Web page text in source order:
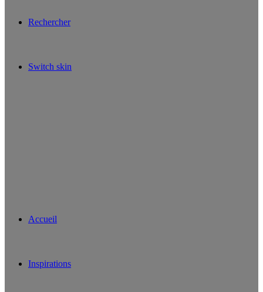
Rechercher
Switch skin
Accueil
Inspirations